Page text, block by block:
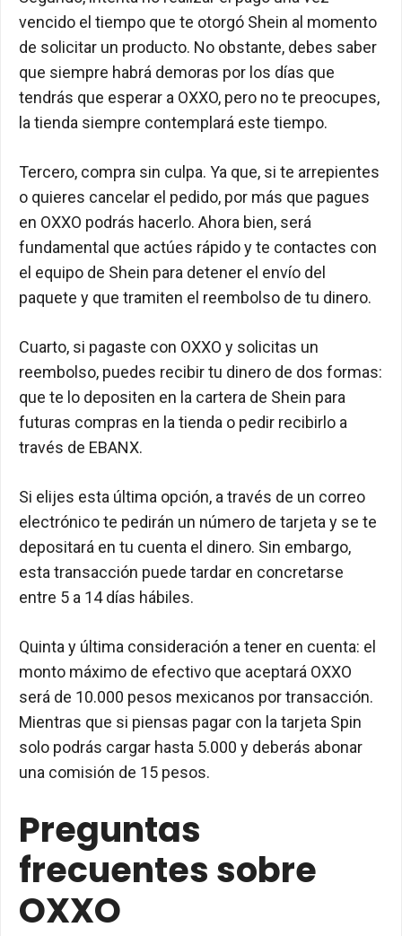
vencido el tiempo que te otorgó Shein al momento
de solicitar un producto. No obstante, debes saber
que siempre habrá demoras por los días que
tendrás que esperar a OXXO, pero no te preocupes,
la tienda siempre contemplará este tiempo.
Tercero, compra sin culpa. Ya que, si te arrepientes
o quieres cancelar el pedido, por más que pagues
en OXXO podrás hacerlo. Ahora bien, será
fundamental que actúes rápido y te contactes con
el equipo de Shein para detener el envío del
paquete y que tramiten el reembolso de tu dinero.
Cuarto, si pagaste con OXXO y solicitas un
reembolso, puedes recibir tu dinero de dos formas:
que te lo depositen en la cartera de Shein para
futuras compras en la tienda o pedir recibirlo a
través de EBANX.
Si elijes esta última opción, a través de un correo
electrónico te pedirán un número de tarjeta y se te
depositará en tu cuenta el dinero. Sin embargo,
esta transacción puede tardar en concretarse
entre 5 a 14 días hábiles.
Quinta y última consideración a tener en cuenta: el
monto máximo de efectivo que aceptará OXXO
será de 10.000 pesos mexicanos por transacción.
Mientras que si piensas pagar con la tarjeta Spin
solo podrás cargar hasta 5.000 y deberás abonar
una comisión de 15 pesos.
Preguntas
frecuentes sobre
OXXO